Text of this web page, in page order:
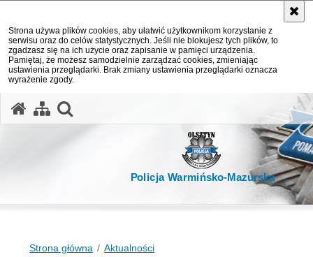
Strona używa plików cookies, aby ułatwić użytkownikom korzystanie z
serwisu oraz do celów statystycznych. Jeśli nie blokujesz tych plików, to
zgadzasz się na ich użycie oraz zapisanie w pamięci urządzenia.
Pamiętaj, że możesz samodzielnie zarządzać cookies, zmieniając
ustawienia przeglądarki. Brak zmiany ustawienia przeglądarki oznacza
wyrażenie zgody.
Policja Warmińsko-Mazurska
Strona główna Aktualności